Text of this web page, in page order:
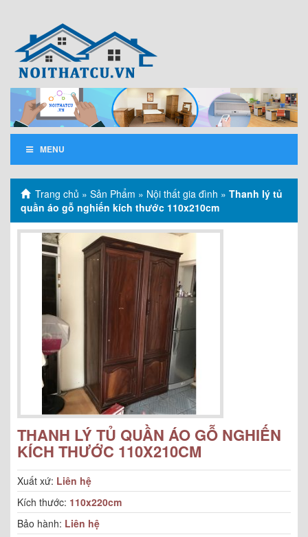
MENU
Trang chủ » Sản Phẩm » Nội thất gia đình » Thanh lý tủ
quần áo gỗ nghiến kích thước 110x210cm
THANH LÝ TỦ QUẦN ÁO GỖ NGHIẾN
KÍCH THƯỚC 110X210CM
Xuất xứ: Liên hệ
Kích thước: 110x220cm
Bảo hành: Liên hệ